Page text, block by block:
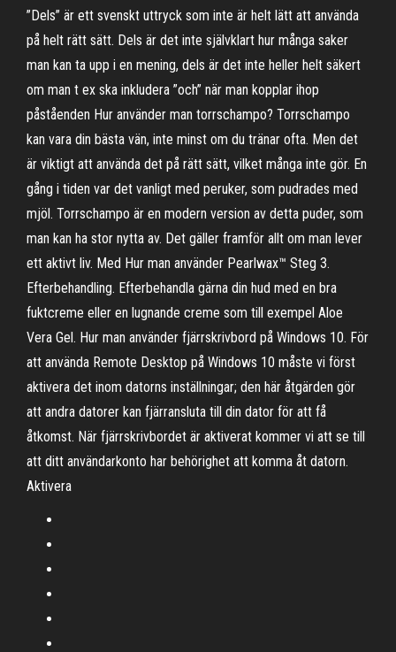
”Dels” är ett svenskt uttryck som inte är helt lätt att använda
på helt rätt sätt. Dels är det inte självklart hur många saker
man kan ta upp i en mening, dels är det inte heller helt säkert
om man t ex ska inkludera ”och” när man kopplar ihop
påståenden Hur använder man torrschampo? Torrschampo
kan vara din bästa vän, inte minst om du tränar ofta. Men det
är viktigt att använda det på rätt sätt, vilket många inte gör. En
gång i tiden var det vanligt med peruker, som pudrades med
mjöl. Torrschampo är en modern version av detta puder, som
man kan ha stor nytta av. Det gäller framför allt om man lever
ett aktivt liv. Med Hur man använder Pearlwax™ Steg 3.
Efterbehandling. Efterbehandla gärna din hud med en bra
fuktcreme eller en lugnande creme som till exempel Aloe
Vera Gel. Hur man använder fjärrskrivbord på Windows 10. För
att använda Remote Desktop på Windows 10 måste vi först
aktivera det inom datorns inställningar; den här åtgärden gör
att andra datorer kan fjärransluta till din dator för att få
åtkomst. När fjärrskrivbordet är aktiverat kommer vi att se till
att ditt användarkonto har behörighet att komma åt datorn.
Aktivera